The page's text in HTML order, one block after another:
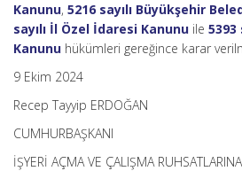
Kanunu, 5216 sayılı Büyükşehir
sayılı İl Özel İdaresi Kanunu ile 5393
Kanunu hükümleri gereğince karar
9 Ekim 2024
Recep Tayyip ERDOĞAN
CUMHURBAŞKANI
İŞYERİ AÇMA VE ÇALIŞMA